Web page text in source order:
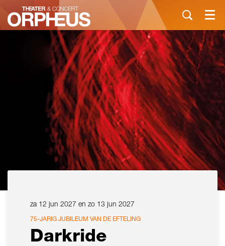
Menu
Darkride
75-JARIG JUBILEUM VAN DE EFTELING
za 12 jun 2027 en zo 13 jun 2027